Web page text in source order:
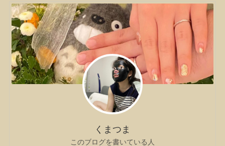
くまつま
このブログを書いている人